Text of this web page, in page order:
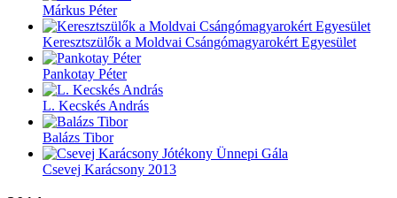
Márkus Péter
Keresztszülők a Moldvai Csángómagyarokért Egyesület
Pankotay Péter
L. Kecskés András
Balázs Tibor
Csevej Karácsony 2013